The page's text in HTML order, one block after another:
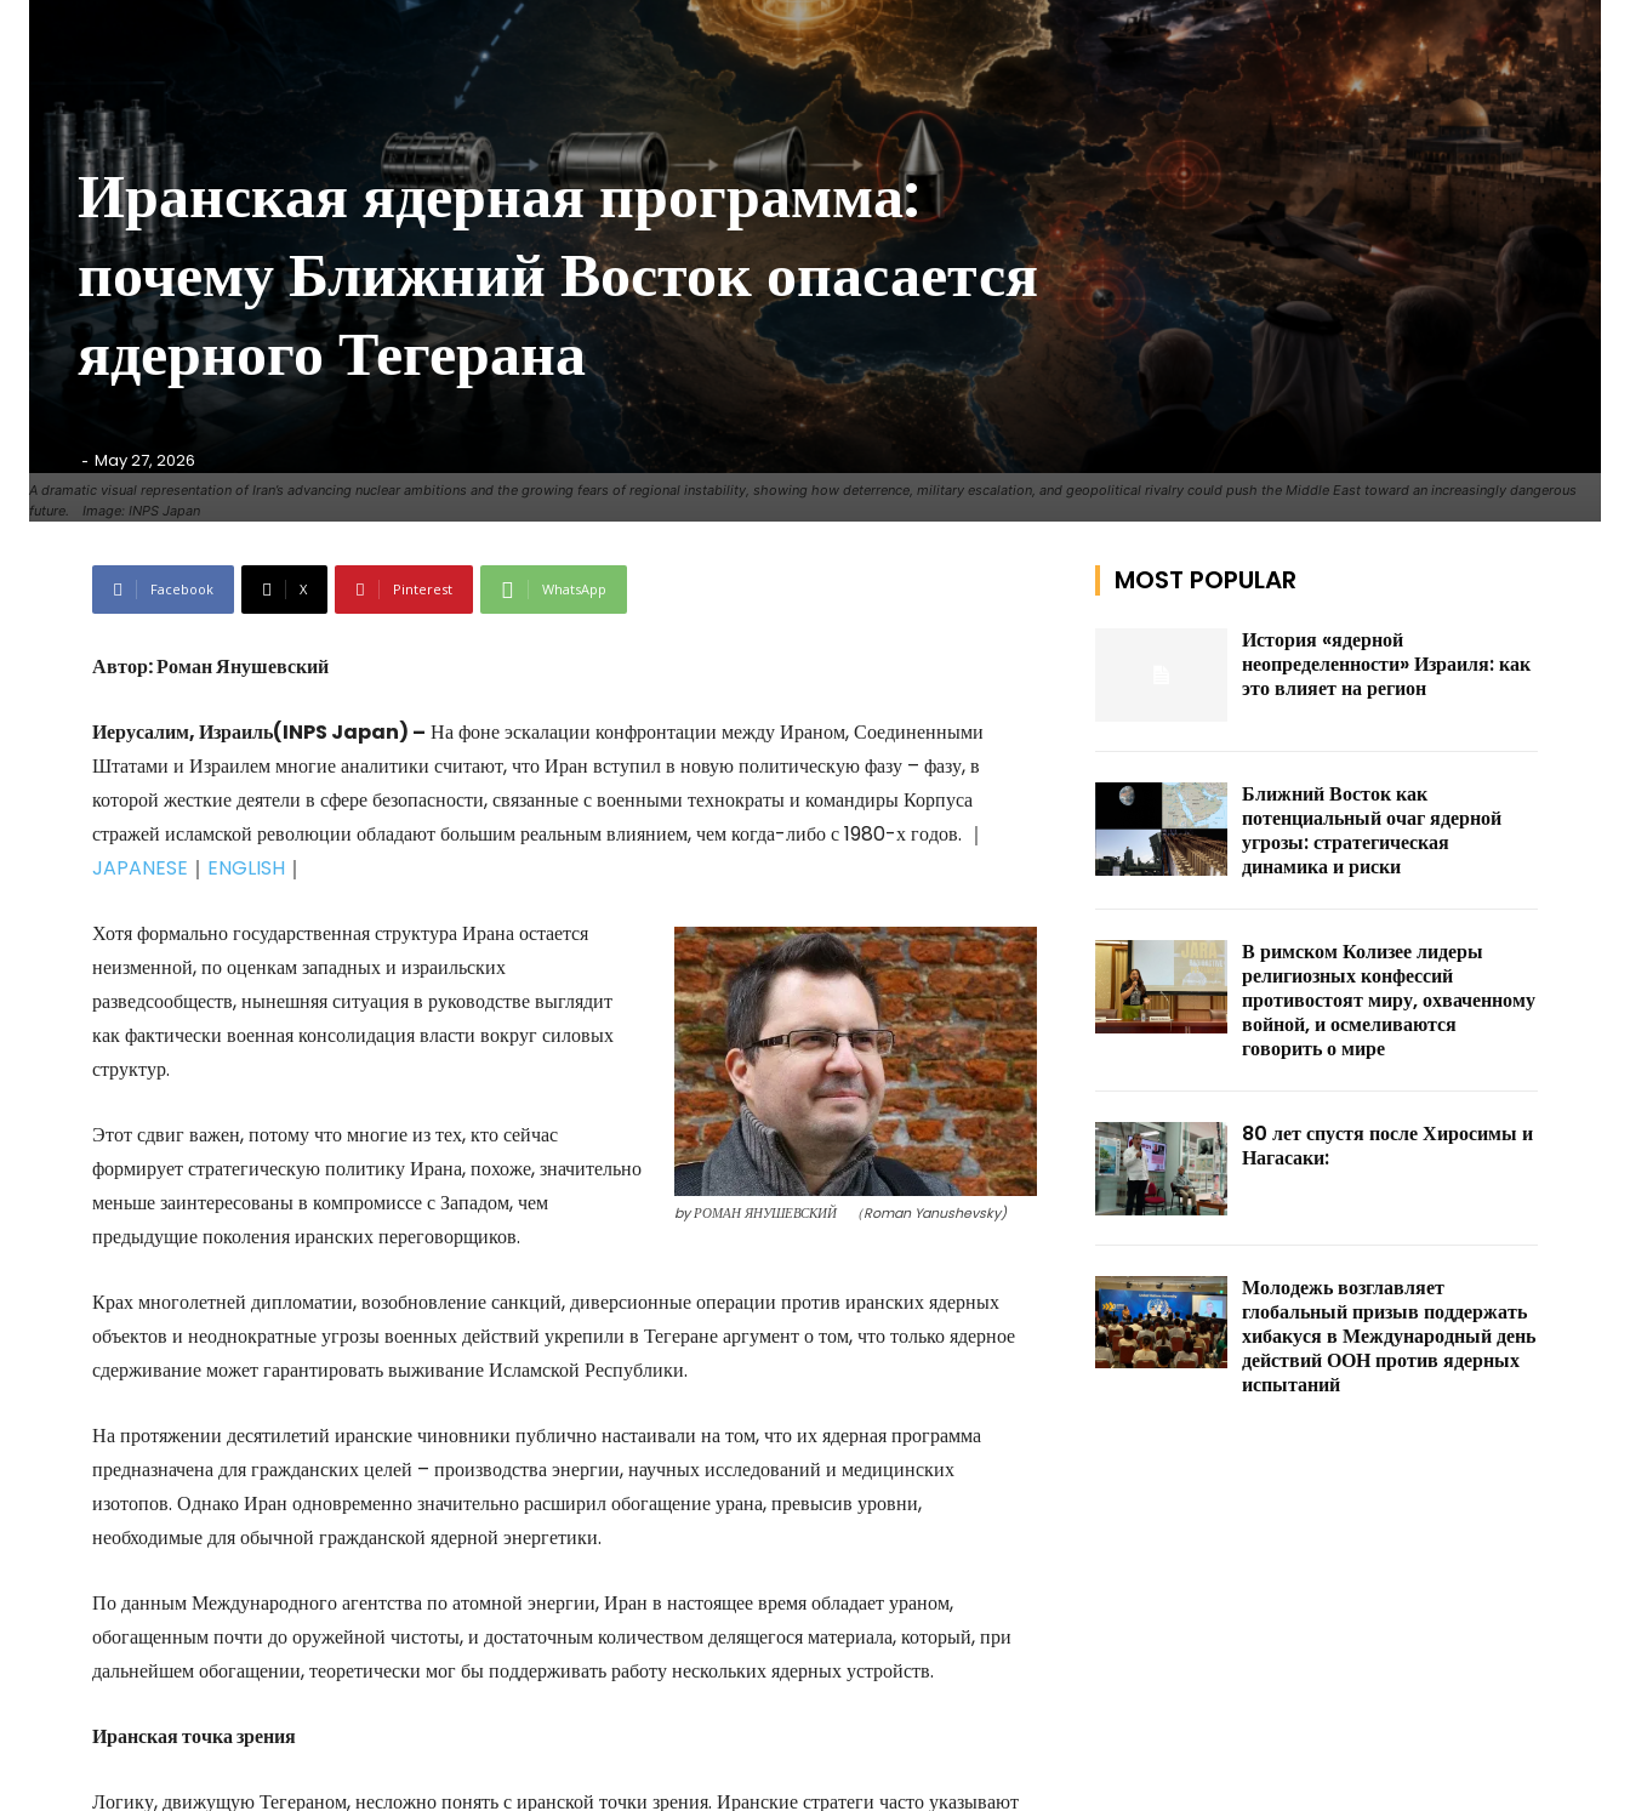
A dramatic visual representation of Iran’s advancing nuclear ambitions and the growing fears of regional instability, showing how deterrence, military escalation, and geopolitical rivalry could push the Middle East toward an increasingly dangerous
future. Image: INPS Japan
Иранская ядерная программа:
почему Ближний Восток опасается
ядерного Тегерана
- May 27, 2026
Facebook X Pinterest WhatsApp
Автор: Роман Янушевский
Иерусалим, Израиль(INPS Japan) – На фоне эскалации конфронтации между Ираном, Соединенными
Штатами и Израилем многие аналитики считают, что Иран вступил в новую политическую фазу – фазу, в
которой жесткие деятели в сфере безопасности, связанные с военными технократы и командиры Корпуса
стражей исламской революции обладают большим реальным влиянием, чем когда-либо с 1980-х годов. ｜
JAPANESE ｜ ENGLISH ｜
by РОМАН ЯНУШЕВСКИЙ （Roman Yanushevsky)
Хотя формально государственная структура Ирана остается
неизменной, по оценкам западных и израильских
разведсообществ, нынешняя ситуация в руководстве выглядит
как фактически военная консолидация власти вокруг силовых
структур.
Этот сдвиг важен, потому что многие из тех, кто сейчас
формирует стратегическую политику Ирана, похоже, значительно
меньше заинтересованы в компромиссе с Западом, чем
предыдущие поколения иранских переговорщиков.
Крах многолетней дипломатии, возобновление санкций, диверсионные операции против иранских ядерных
объектов и неоднократные угрозы военных действий укрепили в Тегеране аргумент о том, что только ядерное
сдерживание может гарантировать выживание Исламской Республики.
На протяжении десятилетий иранские чиновники публично настаивали на том, что их ядерная программа
предназначена для гражданских целей – производства энергии, научных исследований и медицинских
изотопов. Однако Иран одновременно значительно расширил обогащение урана, превысив уровни,
необходимые для обычной гражданской ядерной энергетики.
По данным Международного агентства по атомной энергии, Иран в настоящее время обладает ураном,
обогащенным почти до оружейной чистоты, и достаточным количеством делящегося материала, который, при
дальнейшем обогащении, теоретически мог бы поддерживать работу нескольких ядерных устройств.
Иранская точка зрения
Логику, движущую Тегераном, несложно понять с иранской точки зрения. Иранские стратеги часто указывают
MOST POPULAR
История «ядерной
неопределенности» Израиля: как
это влияет на регион
Ближний Восток как
потенциальный очаг ядерной
угрозы: стратегическая
динамика и риски
В римском Колизее лидеры
религиозных конфессий
противостоят миру, охваченному
войной, и осмеливаются
говорить о мире
80 лет спустя после Хиросимы и
Нагасаки:
Молодежь возглавляет
глобальный призыв поддержать
хибакуся в Международный день
действий ООН против ядерных
испытаний